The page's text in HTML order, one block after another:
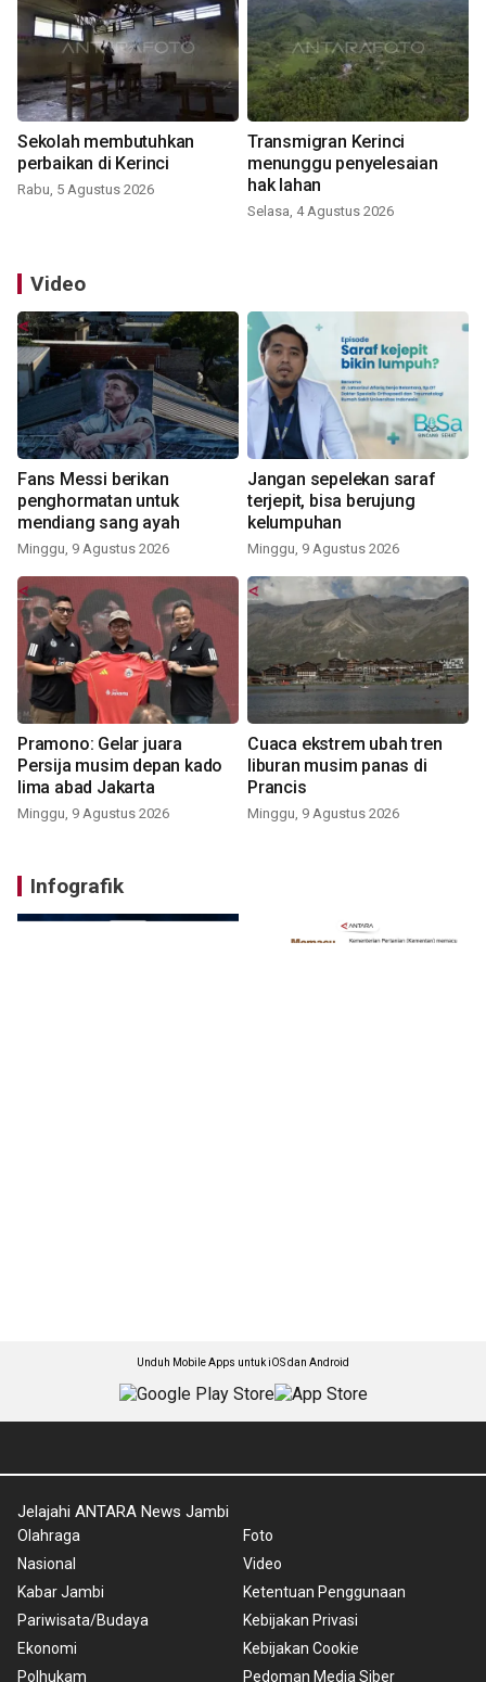
Sekolah membutuhkan
perbaikan di Kerinci
Rabu, 5 Agustus 2026
Transmigran Kerinci
menunggu penyelesaian
hak lahan
Selasa, 4 Agustus 2026
Video
Fans Messi berikan
penghormatan untuk
mendiang sang ayah
Minggu, 9 Agustus 2026
Jangan sepelekan saraf
terjepit, bisa berujung
kelumpuhan
Minggu, 9 Agustus 2026
Pramono: Gelar juara
Persija musim depan kado
lima abad Jakarta
Minggu, 9 Agustus 2026
Cuaca ekstrem ubah tren
liburan musim panas di
Prancis
Minggu, 9 Agustus 2026
Infografik
Unduh Mobile Apps untuk iOS dan Android
Jelajahi ANTARA News Jambi
Olahraga
Nasional
Kabar Jambi
Pariwisata/Budaya
Ekonomi
Polhukam
Foto
Video
Ketentuan Penggunaan
Kebijakan Privasi
Kebijakan Cookie
Pedoman Media Siber